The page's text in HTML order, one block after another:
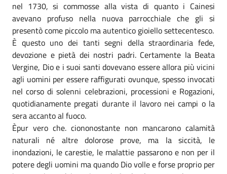
nel 1730, si commosse alla vista di quanto i Cainesi
avevano profuso nella nuova parrocchiale che gli si
presentò come piccolo ma autentico gioiello settecentesco.
È questo uno dei tanti segni della straordinaria fede,
devozione e pietà dei nostri padri. Certamente la Beata
Vergine, Dio e i suoi santi dovevano essere allora più vicini
agli uomini per essere raffigurati ovunque, spesso invocati
nel corso di solenni celebrazioni, processioni e Rogazioni,
quotidianamente pregati durante il lavoro nei campi o la
sera accanto al fuoco.
Èpur vero che. ciononostante non mancarono calamità
naturali né altre dolorose prove, ma la siccità, le
inondazioni, le carestie, le malattie passarono e non per il
potere degli uomini ma quando Dio volle e forse proprio per